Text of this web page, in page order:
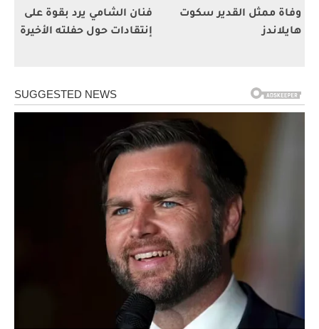
وفاة ممثل القدير سكوت
هايلاندز
فنان الشامي يرد بقوة على
إنتقادات حول حفلته الأخيرة